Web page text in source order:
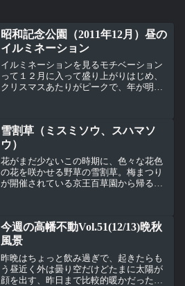
昭和記念公園（2011年12月）昼の
イルミネーション
イルミネーションを見るモチベーション
って１２月に入って盛り上がりはじめ、
クリスマスあたりがピークで、年が明け
た。この飾りは、（上）夜じ...
雪割草（ミスミソウ、スハマソ
ウ）
花がまだ少ないこの時期に、色々な花色
の花を咲かせる野草の雪割草。梅まつり
が開催されている京王百草園から帰る途
見の時期に来たことがあ...
今週の高幡不動Vol.51(12/13)晩秋
風景
昨晩はちょっと飲み過ぎで、起きたらも
う昼近く外は曇り空だけどたまに太陽が
顔を出す、昨日まで比較的暖かだったが